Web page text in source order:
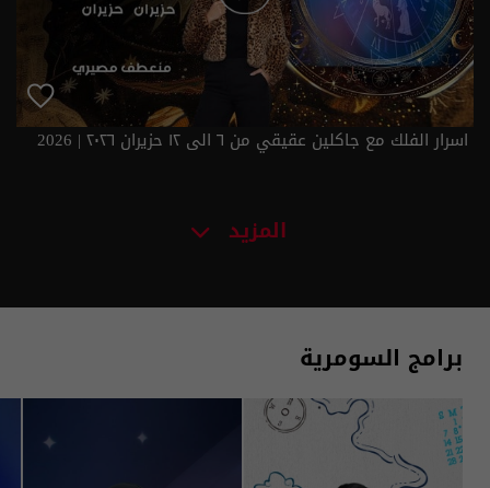
اسرار الفلك مع جاكلين عقيقي من ٦ الى ١٢ حزيران ٢٠٢٦ | 2026
المزيد
برامج السومرية